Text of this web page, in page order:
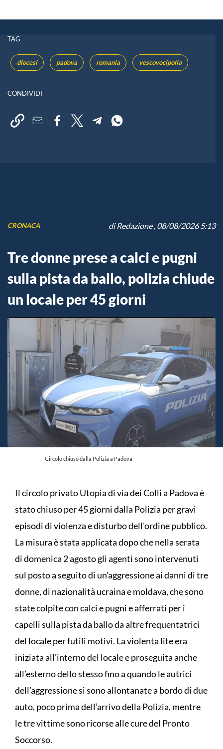
TAG
diocesi padova romania vescovocipolla
CONDIVIDI
CRONACA diRedazione, 08/08/2026 5:13
Tre donne prese a calci e pugni
sulla pista da ballo, polizia chiude
un locale per 45 giorni
Circolo chiuso dalla Polizia a Padova
Il circolo privato Utopia di via dei Colli a Padova è
stato chiuso per 45 giorni dalla Polizia per gravi
episodi di violenza e disturbo dell'ordine pubblico.
La misura è stata applicata dopo che nella serata
di domenica 2 agosto gli agenti sono intervenuti
sul posto a seguito di un'aggressione ai danni di tre
donne, di nazionalità ucraina e moldava, che sono
state colpite con calci e pugni e afferrati per i
capelli sulla pista da ballo da altre frequentatrici
del locale per futili motivi. La violenta lite era
iniziata all'interno del locale e proseguita anche
all’esterno dello stesso fino a quando le autrici
dell’aggressione si sono allontanate a bordo di due
auto, poco prima dell’arrivo della Polizia, mentre
le tre vittime sono ricorse alle cure del Pronto
Soccorso.